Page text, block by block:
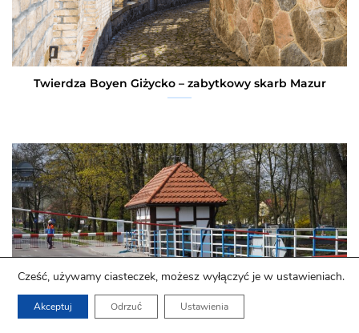
Twierdza Boyen Giżycko – zabytkowy skarb Mazur
Cześć, używamy ciasteczek, możesz wyłączyć je w ustawieniach.
Akceptuj Odrzuć Ustawienia